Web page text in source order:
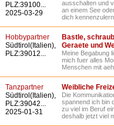
PLZ:39100...
2025-03-29
ausschalten und
an einem See
dich
Hobbypartner
Südtirol(Italien),
PLZ:39012...
Bastle,
Geraete und
Meine Begabung
mich fuer alles
Menschen mit
Tanzpartner
Südtirol(Italien),
PLZ:39042...
2025-01-31
Weibliche
Die
spannend ich bin
zu viel im Beruf
deshalb jetzt viel